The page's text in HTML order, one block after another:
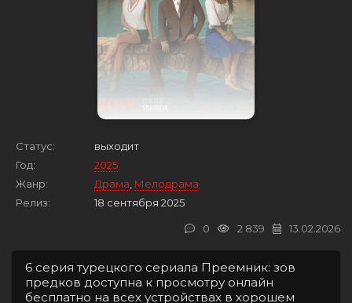
Статус:
выходит
Год:
2025
Жанр:
Драма Мелодрама
Релиз:
18 сентября 2025
13.02.2026
2 839
0
6 серия турецкого сериала Преемник: зов
предков доступна к просмотру онлайн
бесплатно на всех устройствах в хорошем